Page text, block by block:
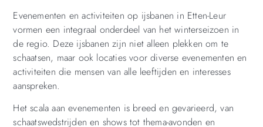
Evenementen en activiteiten op ijsbanen in Etten-Leur
vormen een integraal onderdeel van het winterseizoen in
de regio. Deze ijsbanen zijn niet alleen plekken om te
schaatsen, maar ook locaties voor diverse evenementen en
activiteiten die mensen van alle leeftijden en interesses
aanspreken.
Het scala aan evenementen is breed en gevarieerd, van
schaatswedstrijden en shows tot thema-avonden en